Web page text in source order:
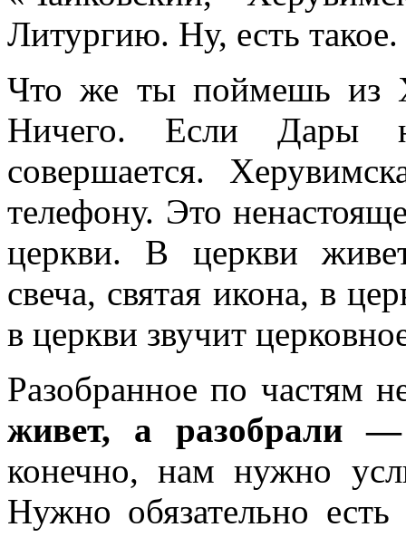
Литургию. Ну, есть такое.
Что же ты поймешь из
Ничего. Если Дары
совершается.
телефону. Это
церкви. В церкви
свеча, святая икона, в
в церкви звучит
Разобранное по частям
живет, а разобрали
конечно, нам нужно
Нужно обязательно